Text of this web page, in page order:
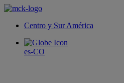
Centro y Sur América
es-CO